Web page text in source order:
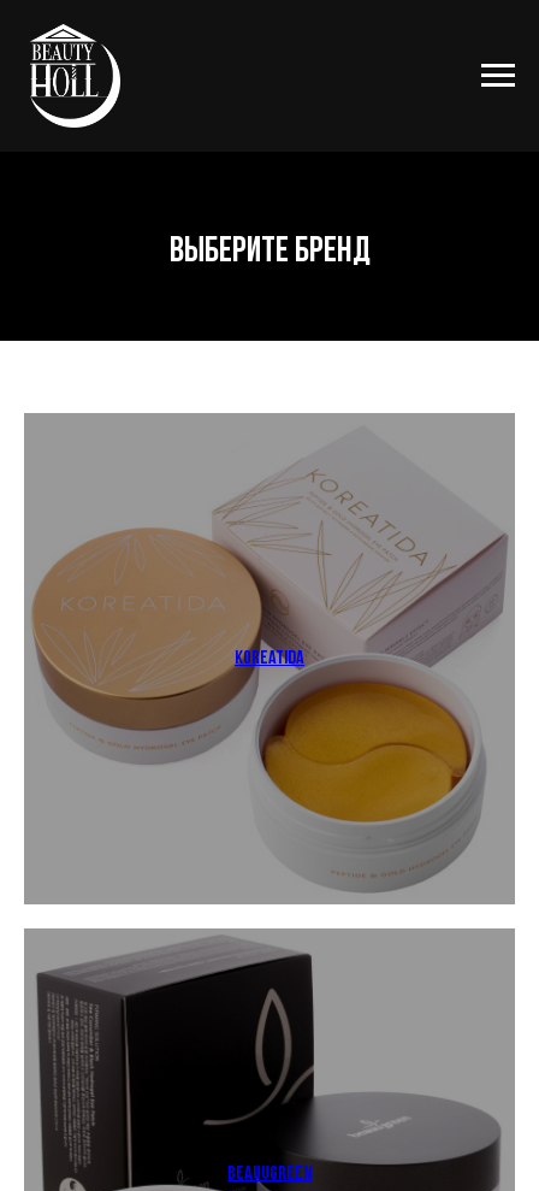
выберите бренд
koreatida
BeauuGreen